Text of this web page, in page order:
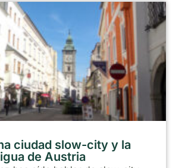
ciudad slow-city y la
de Austria